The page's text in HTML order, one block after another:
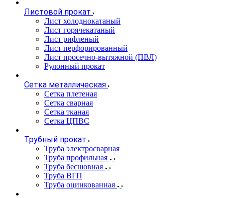
Листовой прокат
Лист холоднокатаный
Лист горячекатаный
Лист рифленый
Лист перфорированный
Лист просечно-вытяжной (ПВЛ)
Рулонный прокат
Сетка металлическая
Сетка плетеная
Сетка сварная
Сетка тканая
Сетка ЦПВС
Трубный прокат
Труба электросварная
Труба профильная
Труба бесшовная
Труба ВГП
Труба оцинкованная